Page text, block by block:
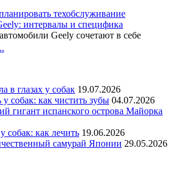
техобслуживание
интервалы и специфика
Geely сочетают в себе
в глазах у собак 19.07.2026
собак: как чистить зубы 04.07.2026
гигант испанского острова Майорка
как лечить 19.06.2026
самурай Японии 29.05.2026